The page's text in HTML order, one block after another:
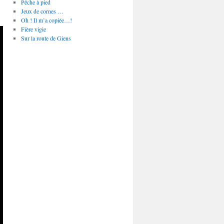
Pêche à pied
Jeux de cornes …
Oh ! Il m’a copiée…!
Fière vigie
Sur la route de Giens